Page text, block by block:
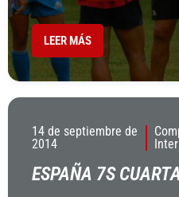
LEER MÁS
14 de septiembre de
2014
ESPAÑA 7S